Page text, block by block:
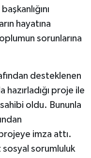
hayatına
sorunlarına
desteklenen
hazırladığı proje ile
oldu. Bununla
imza attı.
sosyal sorumluluk